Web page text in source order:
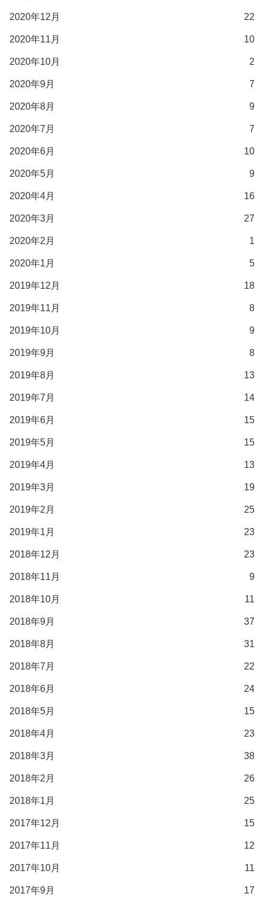
2020年12月 22
2020年11月 10
2020年10月 2
2020年9月 7
2020年8月 9
2020年7月 7
2020年6月 10
2020年5月 9
2020年4月 16
2020年3月 27
2020年2月 1
2020年1月 5
2019年12月 18
2019年11月 8
2019年10月 9
2019年9月 8
2019年8月 13
2019年7月 14
2019年6月 15
2019年5月 15
2019年4月 13
2019年3月 19
2019年2月 25
2019年1月 23
2018年12月 23
2018年11月 9
2018年10月 11
2018年9月 37
2018年8月 31
2018年7月 22
2018年6月 24
2018年5月 15
2018年4月 23
2018年3月 38
2018年2月 26
2018年1月 25
2017年12月 15
2017年11月 12
2017年10月 11
2017年9月 17